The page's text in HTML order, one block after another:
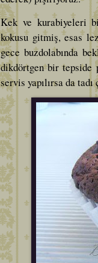
Kek ve kurabiyeleri
kokusu gitmiş, esas
gece buzdolabında
dikdörtgen bir
servis yapılırsa da